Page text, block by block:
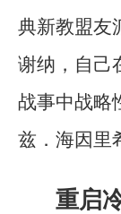
典新教盟友
谢纳，自己
战事中战略
兹．海因里
重启